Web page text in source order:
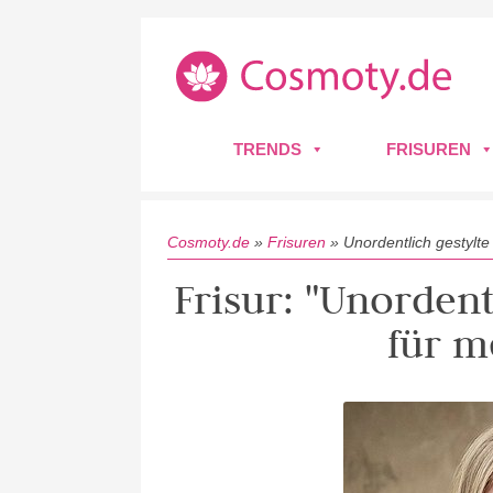
TRENDS FRISUREN
Cosmoty.de » Frisuren » Unordentlich
Frisur:
für